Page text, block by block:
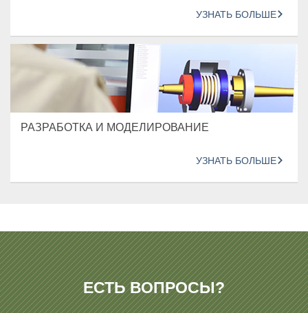
УЗНАТЬ БОЛЬШЕ
РАЗРАБОТКА И МОДЕЛИРОВАНИЕ
УЗНАТЬ БОЛЬШЕ
ЕСТЬ ВОПРОСЫ?